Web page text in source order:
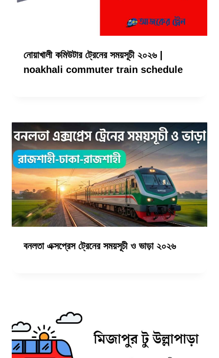
নোয়াখালী কমিউটার ট্রেনের সময়সূচী ২০২৬ |
noakhali commuter train schedule
বনলতা এক্সপ্রেস ট্রেনের সময়সূচী ও ভাড়া ২০২৬